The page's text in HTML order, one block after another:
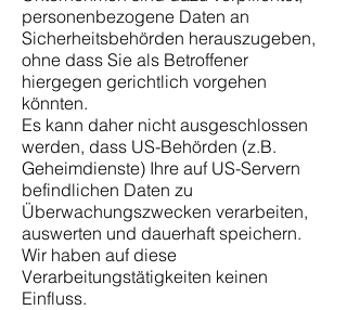
personenbezogene Daten an
Sicherheitsbehörden herauszugeben,
ohne dass Sie als Betroffener
hiergegen gerichtlich vorgehen
könnten.
Es kann daher nicht ausgeschlossen
werden, dass US-Behörden (z.B.
Geheimdienste) Ihre auf US-Servern
befindlichen Daten zu
Überwachungszwecken verarbeiten,
auswerten und dauerhaft speichern.
Wir haben auf diese
Verarbeitungstätigkeiten keinen
Einfluss.